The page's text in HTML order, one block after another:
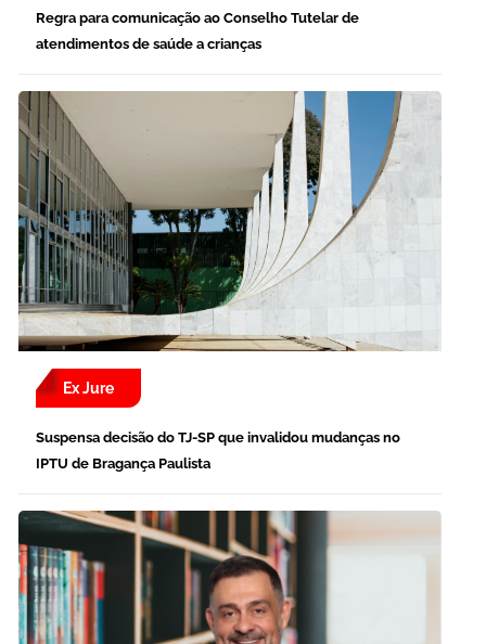
Regra para comunicação ao Conselho Tutelar de
atendimentos de saúde a crianças
Ex Jure
Suspensa decisão do TJ-SP que invalidou mudanças no
IPTU de Bragança Paulista